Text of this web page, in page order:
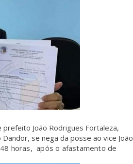
João Rodrigues Fortaleza,
se nega da posse ao vice João
horas, após o afastamento de